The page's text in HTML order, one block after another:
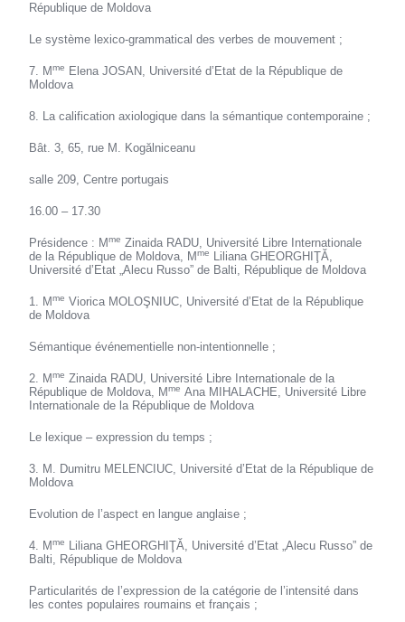
République de Moldova
Le système lexico-grammatical des verbes de mouvement ;
7. Mme
Elena JOSAN, Université d’Etat de la République de
Moldova
8. La calification axiologique dans la sémantique contemporaine ;
Bât. 3, 65, rue M. Kogălniceanu
salle 209, Centre portugais
16.00 – 17.30
Présidence : Mme Zinaida RADU, Université Libre Internationale
de la République de Moldova, Mme
Liliana GHEORGHIŢĂ,
Université d’Etat „Alecu Russo” de Balti, République de Moldova
1. Mme Viorica MOLOŞNIUC, Université d’Etat de la République
de Moldova
Sémantique événementielle non-intentionnelle ;
2. Mme Zinaida RADU, Université Libre Internationale de la
République de Moldova, Mme Ana MIHALACHE, Université Libre
Internationale de la République de Moldova
Le lexique – expression du temps ;
3. M. Dumitru MELENCIUC, Université d’Etat de la République de
Moldova
Evolution de l’aspect en langue anglaise ;
4. Mme
Liliana GHEORGHIŢĂ, Université d’Etat „Alecu Russo” de
Balti, République de Moldova
Particularités de l’expression de la catégorie de l’intensité dans
les contes populaires roumains et français ;